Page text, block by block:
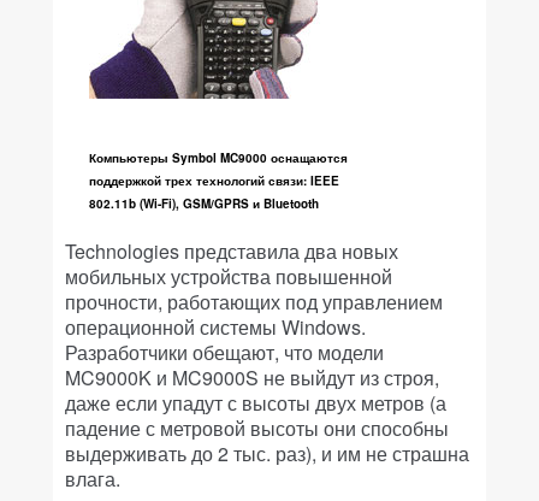
Компьютеры Symbol MC9000 оснащаются
поддержкой трех технологий связи: IEEE
802.11b (Wi-Fi), GSM/GPRS и Bluetooth
Technologies представила два новых
мобильных устройства повышенной
прочности, работающих под управлением
операционной системы Windows.
Разработчики обещают, что модели
MC9000K и MC9000S не выйдут из строя,
даже если упадут с высоты двух метров (а
падение с метровой высоты они способны
выдерживать до 2 тыс. раз), и им не страшна
влага.